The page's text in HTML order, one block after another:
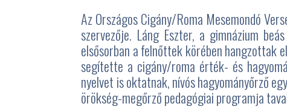
Az Országos Cigány/Roma Mesemondó
szervezője. Láng Eszter, a gimnázium
elsősorban a felnőttek körében hangzottak
segítette a cigány/roma érték- és
nyelvet is oktatnak, nívós hagyományőrző
örökség-megőrző pedagógiai programja